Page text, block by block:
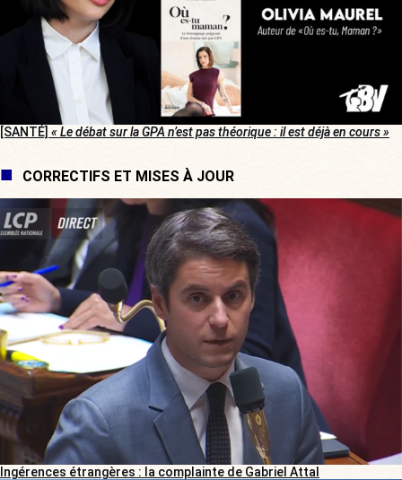
[SANTÉ] « Le débat sur la GPA n’est pas théorique : il est déjà en cours »
CORRECTIFS ET MISES À JOUR
Ingérences étrangères : la complainte de Gabriel Attal